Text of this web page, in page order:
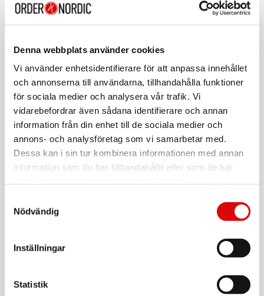
Denna webbplats använder cookies
Vi använder enhetsidentifierare för att anpassa innehållet
och annonserna till användarna, tillhandahålla funktioner
för sociala medier och analysera vår trafik. Vi
vidarebefordrar även sådana identifierare och annan
information från din enhet till de sociala medier och
annons- och analysföretag som vi samarbetar med.
Dessa kan i sin tur kombinera informationen med annan
information som du har tillhandahållit eller som de har
Nödvändig
Inställningar
Statistik
KÄRCHER
A14709
15134300
Rek: 2 649,00 kr
KÄRCHER
Fönstertvätt WV 2 Plus N
Art nr:
A12591
16336420
Rek: 949,00 kr
Rek: 2 099,00 kr